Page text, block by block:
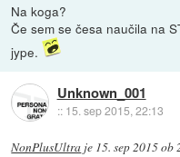
Na koga?
Če sem se česa naučila na
jype.
Unknown_001
:: 15. sep 2015, 22:13
NonPlusUltra je 15. sep 2015 ob